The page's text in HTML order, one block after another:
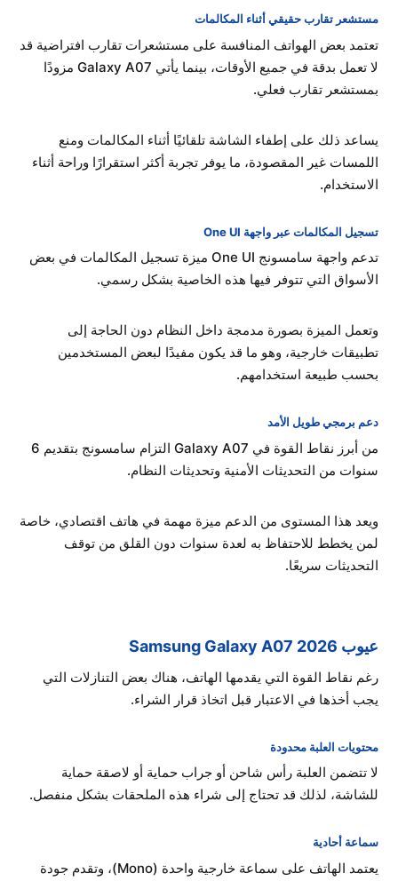
مستشعر تقارب حقيقي أثناء المكالمات
تعتمد بعض الهواتف المنافسة على مستشعرات تقارب افتراضية قد
لا تعمل بدقة في جميع الأوقات، بينما يأتي Galaxy A07 مزودًا
بمستشعر تقارب فعلي.
يساعد ذلك على إطفاء الشاشة تلقائيًا أثناء المكالمات ومنع
اللمسات غير المقصودة، ما يوفر تجربة أكثر استقرارًا وراحة أثناء
الاستخدام.
تسجيل المكالمات عبر واجهة One UI
تدعم واجهة سامسونج One UI ميزة تسجيل المكالمات في بعض
الأسواق التي تتوفر فيها هذه الخاصية بشكل رسمي.
وتعمل الميزة بصورة مدمجة داخل النظام دون الحاجة إلى
تطبيقات خارجية، وهو ما قد يكون مفيدًا لبعض المستخدمين
بحسب طبيعة استخدامهم.
دعم برمجي طويل الأمد
من أبرز نقاط القوة في Galaxy A07 التزام سامسونج بتقديم 6
سنوات من التحديثات الأمنية وتحديثات النظام.
ويعد هذا المستوى من الدعم ميزة مهمة في هاتف اقتصادي، خاصة
لمن يخطط للاحتفاظ به لعدة سنوات دون القلق من توقف
التحديثات سريعًا.
عيوب Samsung Galaxy A07 2026
رغم نقاط القوة التي يقدمها الهاتف، هناك بعض التنازلات التي
يجب أخذها في الاعتبار قبل اتخاذ قرار الشراء.
محتويات العلبة محدودة
لا تتضمن العلبة رأس شاحن أو جراب حماية أو لاصقة حماية
للشاشة، لذلك قد تحتاج إلى شراء هذه الملحقات بشكل منفصل.
سماعة أحادية
يعتمد الهاتف على سماعة خارجية واحدة (Mono)، وتقدم جودة